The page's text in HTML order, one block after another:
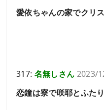
愛依ちゃんの家でクリ
317: 名無しさん 2023/
恋鐘は寮で咲耶とふた